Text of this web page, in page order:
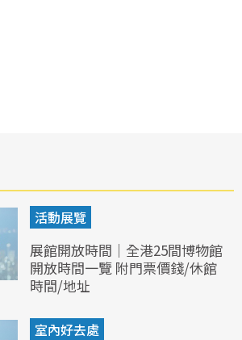
活動展覽
展館開放時間｜全港25間博物館
開放時間一覽 附門票價錢/休館
時間/地址
室內好去處